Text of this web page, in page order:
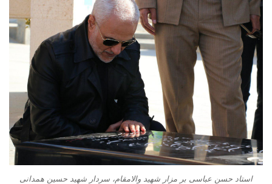
استاد حسن عباسی بر مزار شهید والامقام، سردار شهید حسین همدانی